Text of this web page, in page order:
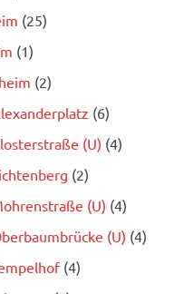
(25)
(1)
(2)
(6)
(U) (4)
(2)
(U) (4)
(U) (4)
(4)